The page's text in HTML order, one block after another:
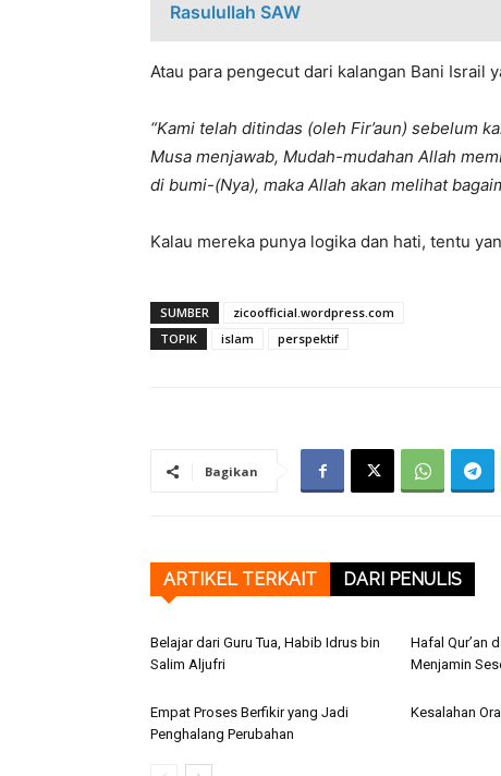
Rasulullah SAW
Atau para pengecut dari kalangan Bani Israil
“Kami telah ditindas (oleh Fir’aun) sebelum
Musa menjawab, Mudah-mudahan Allah
di bumi-(Nya), maka Allah akan melihat
Kalau mereka punya logika dan hati, tentu
SUMBER
zicoofficial.wordpress.com
TOPIK
islam perspektif
Bagikan
ARTIKEL TERKAIT DARI PENULIS
Belajar dari Guru Tua, Habib Idrus bin
Salim Aljufri
Hafal Qur’an
Menjamin
Empat Proses Berfikir yang Jadi
Penghalang Perubahan
Kesalahan